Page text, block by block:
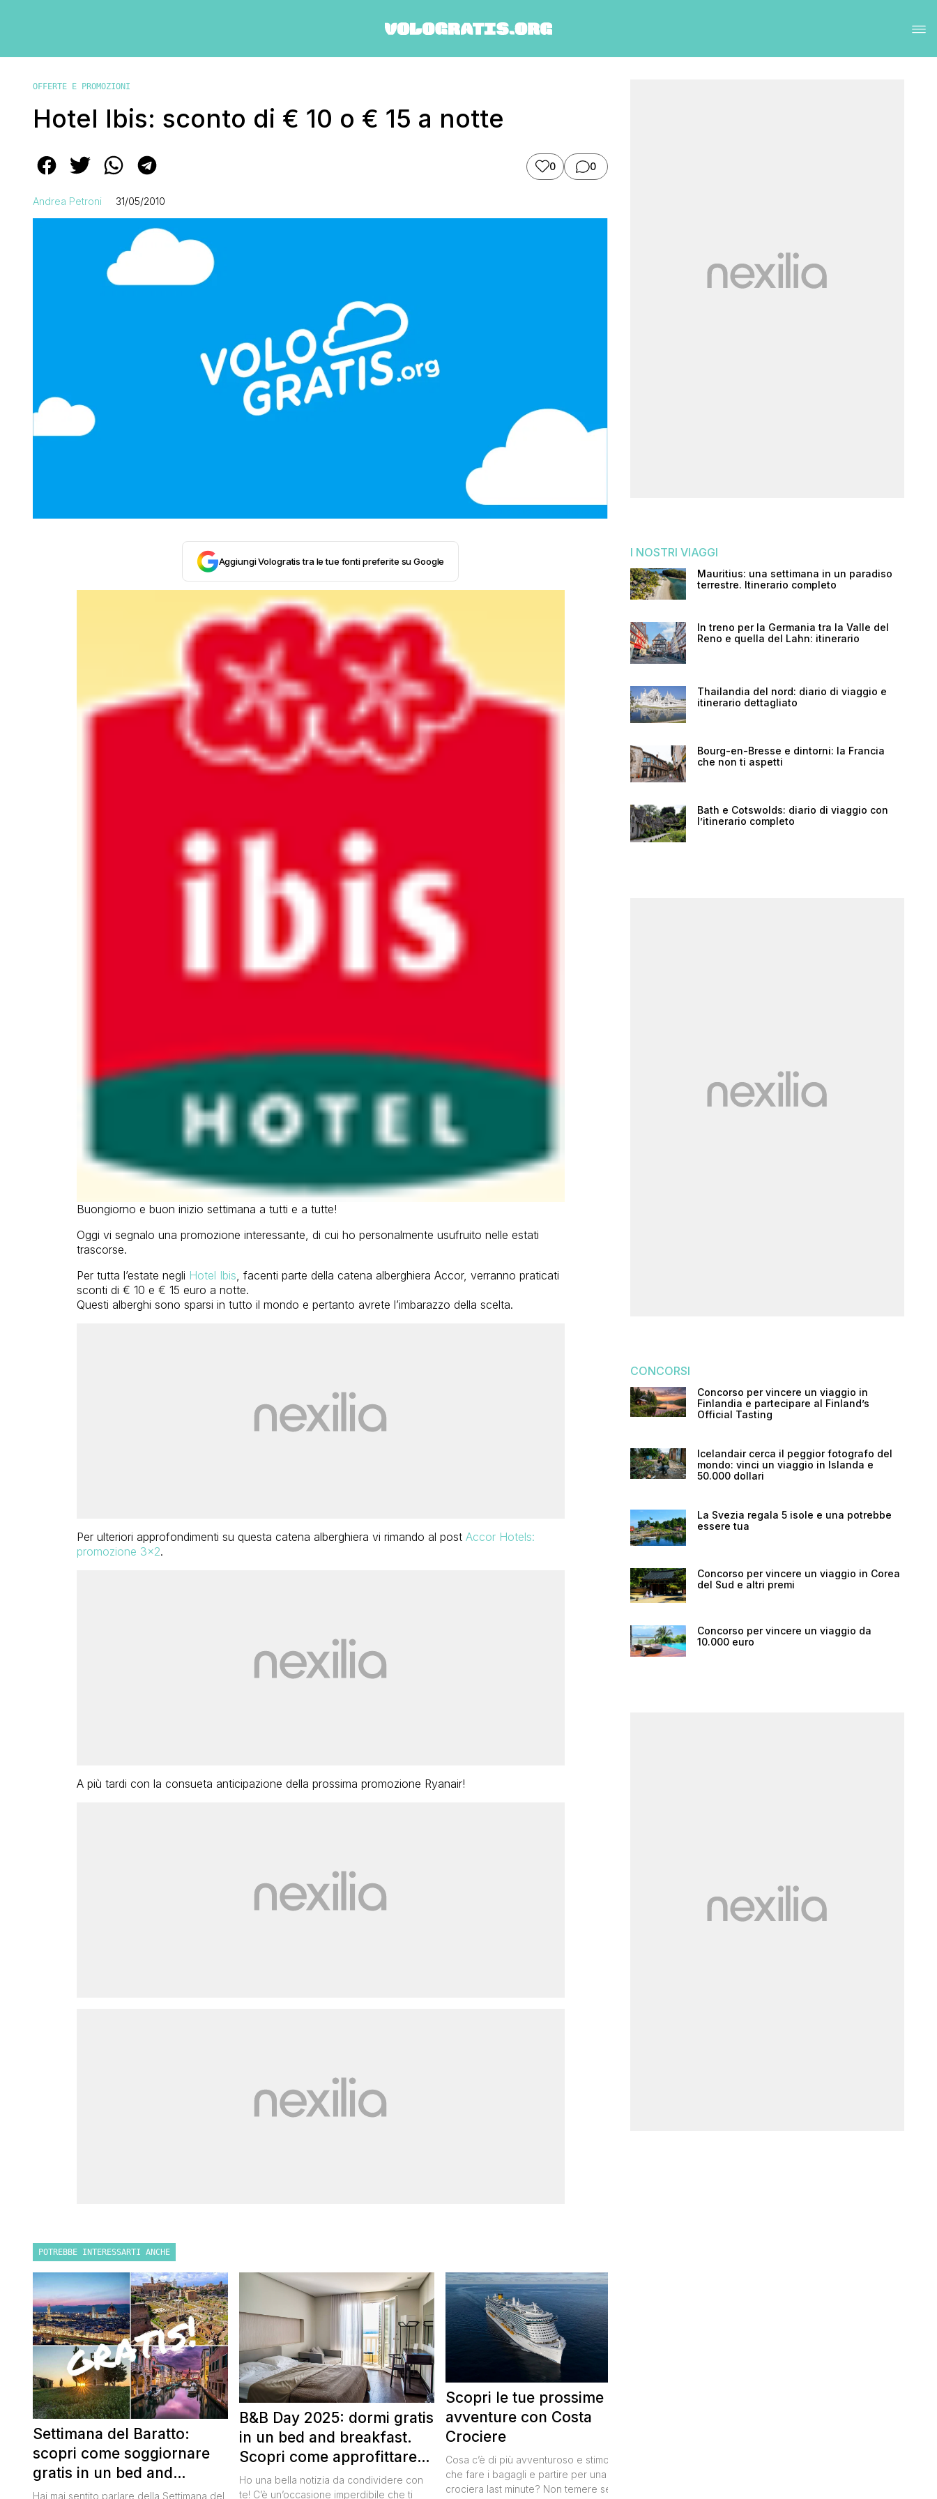
OFFERTE E PROMOZIONI
Hotel Ibis: sconto di € 10 o € 15 a notte
0 0
Andrea Petroni 31/05/2010
Aggiungi Vologratis tra le tue fonti preferite su Google
Buongiorno e buon inizio settimana a tutti e a tutte!
Oggi vi segnalo una promozione interessante, di cui ho personalmente usufruito nelle estati
trascorse.
Per tutta l’estate negli Hotel Ibis, facenti parte della catena alberghiera Accor, verranno praticati
sconti di € 10 e € 15 euro a notte.
Questi alberghi sono sparsi in tutto il mondo e pertanto avrete l’imbarazzo della scelta.
Per ulteriori approfondimenti su questa catena alberghiera vi rimando al post Accor Hotels:
promozione 3×2.
A più tardi con la consueta anticipazione della prossima promozione Ryanair!
POTREBBE INTERESSARTI ANCHE
Settimana del Baratto:
scopri come soggiornare
gratis in un bed and
breakfast
Hai mai sentito parlare della Settimana del
B&B Day 2025: dormi gratis
in un bed and breakfast.
Scopri come approfittare
della notte gratis
Ho una bella notizia da condividere con
te! C’è un’occasione imperdibile che ti
Scopri le tue prossime
avventure con Costa
Crociere
Cosa c’è di più avventuroso e stimolante
che fare i bagagli e partire per una
crociera last minute? Non temere se non
I NOSTRI VIAGGI
Mauritius: una settimana in un paradiso
terrestre. Itinerario completo
In treno per la Germania tra la Valle del
Reno e quella del Lahn: itinerario
Thailandia del nord: diario di viaggio e
itinerario dettagliato
Bourg-en-Bresse e dintorni: la Francia
che non ti aspetti
Bath e Cotswolds: diario di viaggio con
l’itinerario completo
CONCORSI
Concorso per vincere un viaggio in
Finlandia e partecipare al Finland’s
Official Tasting
Icelandair cerca il peggior fotografo del
mondo: vinci un viaggio in Islanda e
50.000 dollari
La Svezia regala 5 isole e una potrebbe
essere tua
Concorso per vincere un viaggio in Corea
del Sud e altri premi
Concorso per vincere un viaggio da
10.000 euro